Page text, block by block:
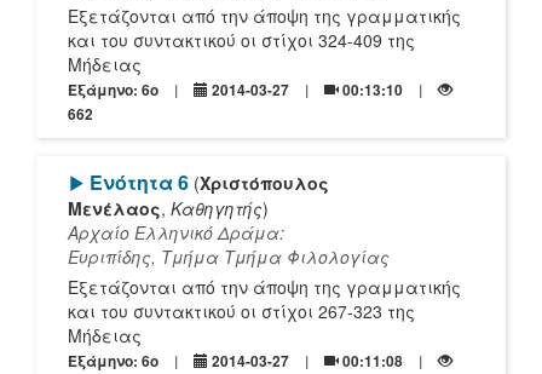
Εξετάζονται από την άποψη της γραμματικής
και του συντακτικού οι στίχοι 324-409 της
Μήδειας
Εξάμηνο: 6o 2014-03-27
00:13:10
662
[Play]
Ενότητα 6 (Χριστόπουλος
Μενέλαος, Καθηγητής)
Αρχαίο Ελληνικό Δράμα:
Ευριπίδης, Τμήμα Τμήμα Φιλολογίας
Εξετάζονται από την άποψη της γραμματικής
και του συντακτικού οι στίχοι 267-323 της
Μήδειας
Εξάμηνο: 6o 2014-03-27
00:11:08